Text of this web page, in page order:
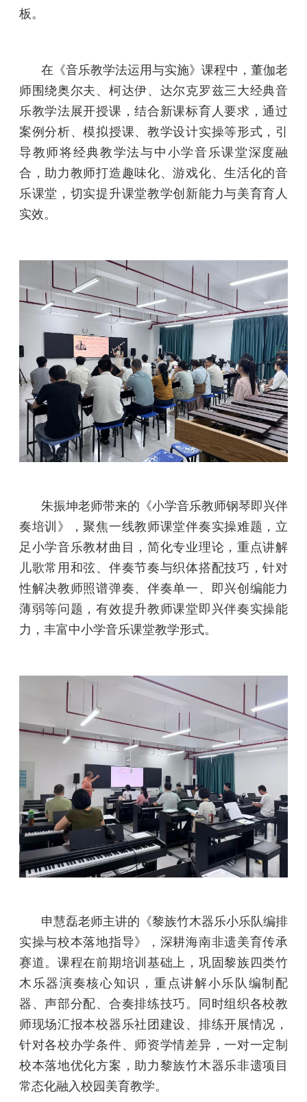
板。
在《音乐教学法运用与实施》课程中，董伽老
师围绕奥尔夫、柯达伊、达尔克罗兹三大经典音
乐教学法展开授课，结合新课标育人要求，通过
案例分析、模拟授课、教学设计实操等形式，引
导教师将经典教学法与中小学音乐课堂深度融
合，助力教师打造趣味化、游戏化、生活化的音
乐课堂，切实提升课堂教学创新能力与美育育人
实效。
朱振坤老师带来的《小学音乐教师钢琴即兴伴
奏培训》，聚焦一线教师课堂伴奏实操难题，立
足小学音乐教材曲目，简化专业理论，重点讲解
儿歌常用和弦、伴奏节奏与织体搭配技巧，针对
性解决教师照谱弹奏、伴奏单一、即兴创编能力
薄弱等问题，有效提升教师课堂即兴伴奏实操能
力，丰富中小学音乐课堂教学形式。
申慧磊老师主讲的《黎族竹木器乐小乐队编排
实操与校本落地指导》，深耕海南非遗美育传承
赛道。课程在前期培训基础上，巩固黎族四类竹
木乐器演奏核心知识，重点讲解小乐队编制配
器、声部分配、合奏排练技巧。同时组织各校教
师现场汇报本校器乐社团建设、排练开展情况，
针对各校办学条件、师资学情差异，一对一定制
校本落地优化方案，助力黎族竹木器乐非遗项目
常态化融入校园美育教学。